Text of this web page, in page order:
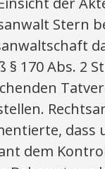
Stern
§ 170 Abs. 2
dass
dem